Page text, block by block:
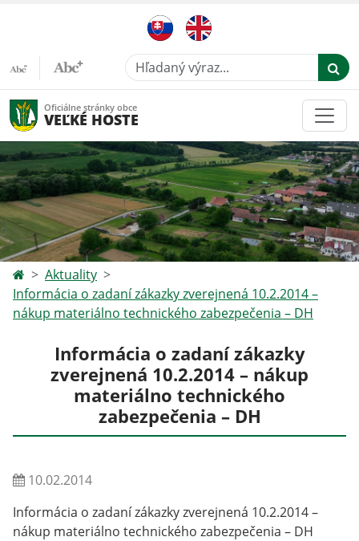
Hľadaný výraz...
Oficiálne stránky obce
VEĽKÉ HOSTE
Aktuality
Informácia o zadaní zákazky zverejnená 10.2.2014 –
nákup materiálno technického zabezpečenia – DH
Informácia o zadaní zákazky
zverejnená 10.2.2014 – nákup
materiálno technického
zabezpečenia – DH
10.02.2014
Informácia o zadaní zákazky zverejnená 10.2.2014 –
nákup materiálno technického zabezpečenia – DH